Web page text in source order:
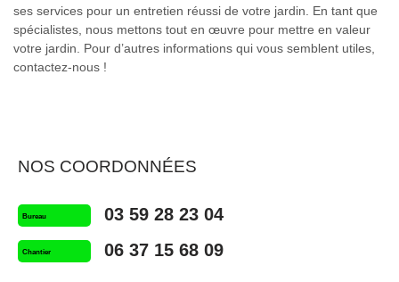
ses services pour un entretien réussi de votre jardin. En tant que
spécialistes, nous mettons tout en œuvre pour mettre en valeur
votre jardin. Pour d’autres informations qui vous semblent utiles,
contactez-nous !
NOS COORDONNÉES
Bureau 03 59 28 23 04
Chantier 06 37 15 68 09